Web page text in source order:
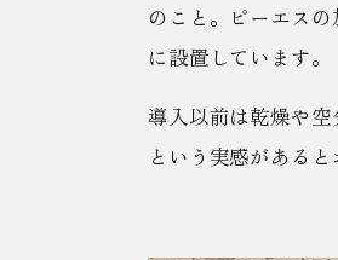
のこと。ピーエス
に設置しています。
導入以前は乾燥や
という実感があると